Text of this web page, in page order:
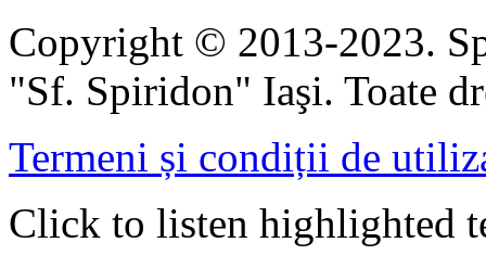
Copyright © 2013-2023.
"Sf. Spiridon" Iaşi. Toate
Termeni și condiții de
Click to listen highlighted